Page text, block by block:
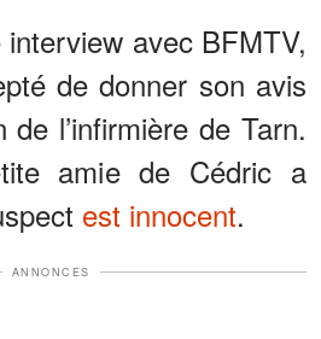
avec BFMTV,
de donner son avis
l’infirmière de Tarn.
amie de Cédric a
est innocent.
ANNONCES